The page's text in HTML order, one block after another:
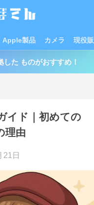
Apple製品 カメラ 現役
た ものがおすすめ！
イド｜初めての
理由
21日